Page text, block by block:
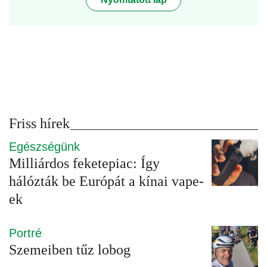
Friss hírek
Egészségünk
Milliárdos feketepiac: Így
hálózták be Európát a kínai vape-
ek
Portré
Szemeiben tűz lobog